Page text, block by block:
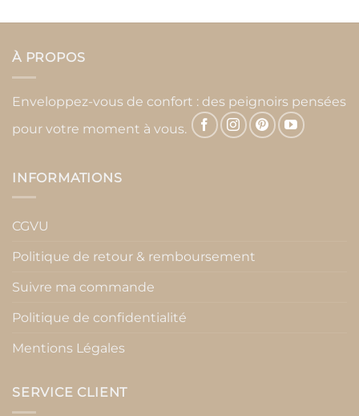
À PROPOS
Enveloppez-vous de confort : des peignoirs pensées
pour votre moment à vous.
INFORMATIONS
CGVU
Politique de retour & remboursement
Suivre ma commande
Politique de confidentialité
Mentions Légales
SERVICE CLIENT